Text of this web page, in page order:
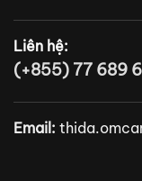
Liên hệ:
(+855) 77 689
Email: